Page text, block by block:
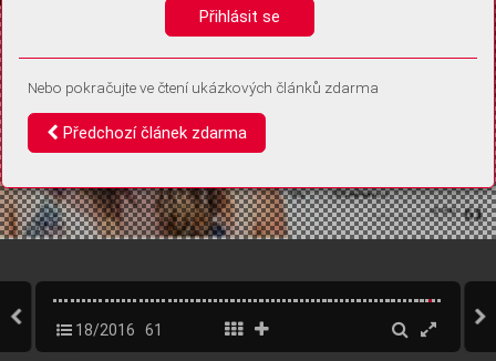
18/2016 61
Přihlásit se
Nebo pokračujte ve čtení ukázkových článků zdarma
Předchozí článek zdarma